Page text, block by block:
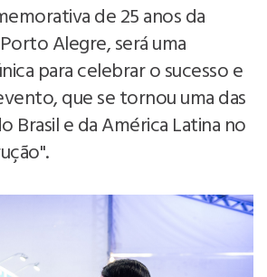
de 25 anos da
Alegre, será uma
para celebrar o sucesso e
que se tornou uma das
Brasil e da América Latina no